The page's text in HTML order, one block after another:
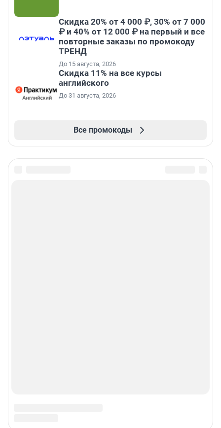
Скидка 20% от 4 000 ₽, 30% от 7 000
₽ и 40% от 12 000 ₽ на первый и все
повторные заказы по промокоду
ТРЕНД
До 15 августа, 2026
Скидка 11% на все курсы
английского
До 31 августа, 2026
Все промокоды